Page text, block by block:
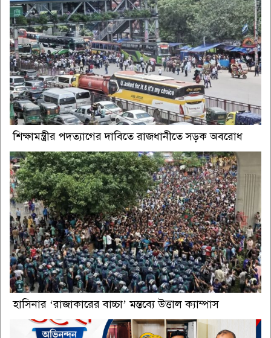
শিক্ষামন্ত্রীর পদত্যাগের দাবিতে রাজধানীতে সড়ক অবরোধ
হাসিনার ‘রাজাকারের বাচ্চা’ মন্তব্যে উত্তাল ক্যাম্পাস